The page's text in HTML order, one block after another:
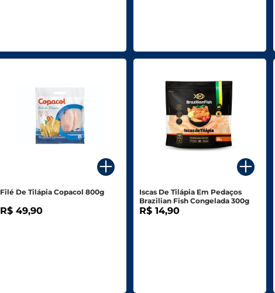
Filé De Tilápia Copacol 800g
R$ 49,90
Iscas De Tilápia Em Pedaços
Brazilian Fish Congelada 300g
R$ 14,90